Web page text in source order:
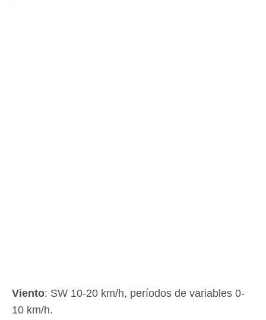
Viento: SW 10-20 km/h, períodos de variables 0-
10 km/h.